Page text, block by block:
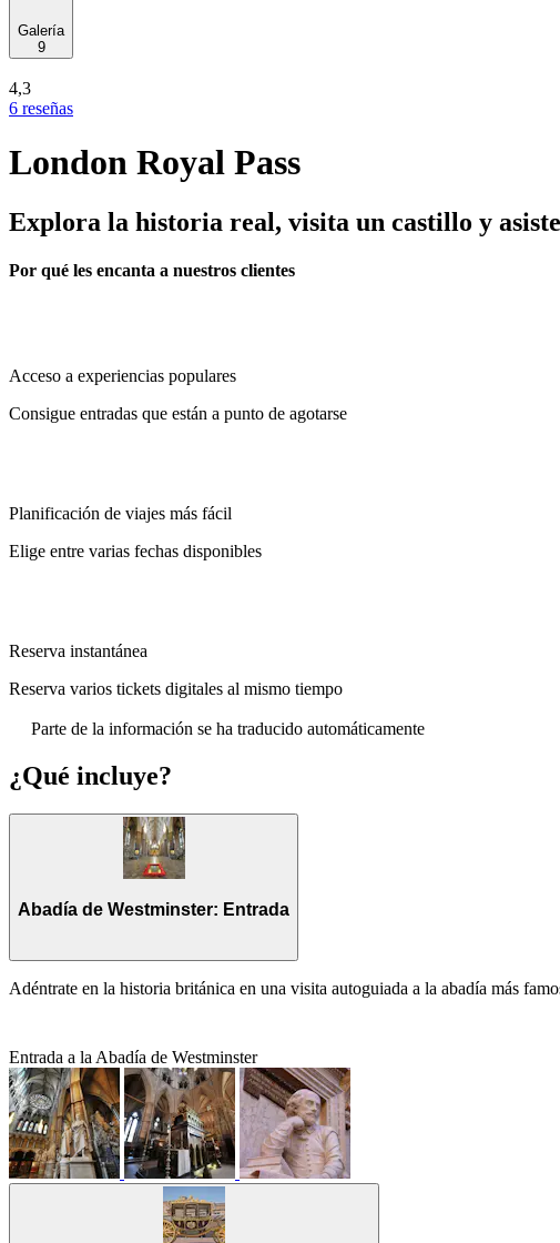
Galería
9
4,3
6 reseñas
London Royal Pass
Explora la historia real, visita un castillo y
Por qué les encanta a nuestros clientes
Acceso a experiencias populares
Consigue entradas que están a punto de agotarse
Planificación de viajes más fácil
Elige entre varias fechas disponibles
Reserva instantánea
Reserva varios tickets digitales al mismo tiempo
Parte de la información se ha traducido automáticamente
¿Qué incluye?
Abadía de Westminster: Entrada
Adéntrate en la historia británica en una visita autoguiada a la abadía más
Entrada a la Abadía de Westminster